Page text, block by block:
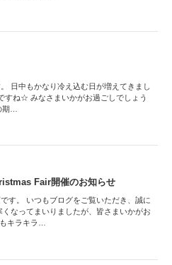
日中もかなり冷え込む日が増えてきまし
すね☆ みなさまいかがお過ごしでしょう
期…
Fair開催のお知らせ
す。 いつもブログをご覧いただき、誠に
なってまいりましたが、皆さまいかがお
キラキラ…